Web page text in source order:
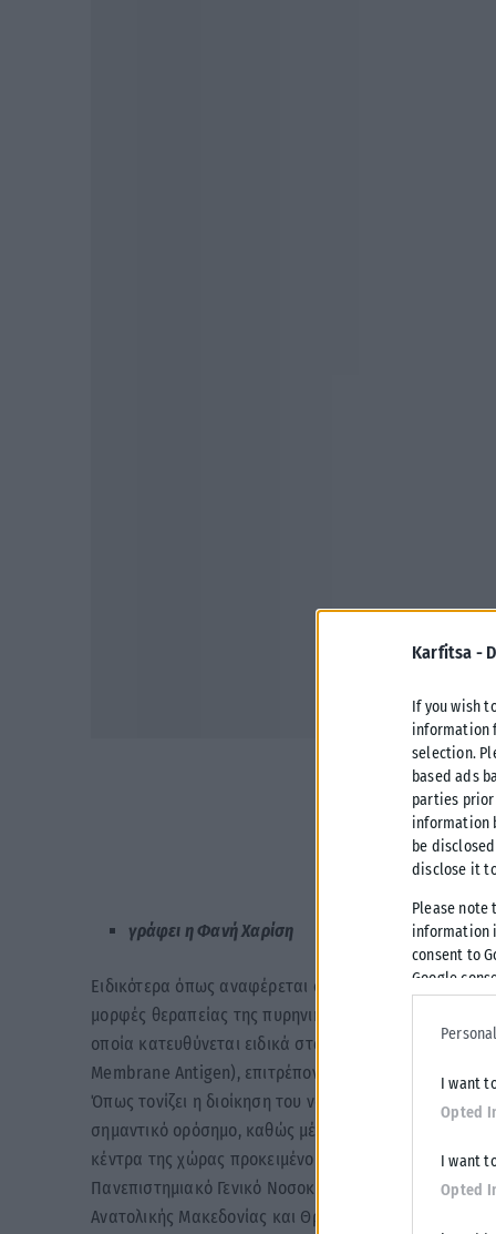
Karfitsa -
If you wish
information
selection.
based ads
parties
information
be
disclose it
Please note
information
consent to
Google
I want
Opted
I want
Opted
Την πρώτη
η διοίκηση του
γράφει η Φανή Χαρίση
Ειδικότερα όπως αναφέρεται στη σχετική
μορφές θεραπείας της πυρηνικής ογκολογίας
οποία κατευθύνεται ειδικά στα καρκινικά κύτταρα
Membrane Antigen), επιτρέποντας την εκλεκτική
Όπως τονίζει η διοίκηση του νοσηλευτικού
σημαντικό ορόσημο, καθώς μέχρι πρόσφατα πολλοί
κέντρα της χώρας προκειμένου να έχουν πρόσβαση σε
Πανεπιστημιακό Γενικό Νοσοκομείο
Ανατολικής Μακεδονίας και Θράκης, καλύπτει τις